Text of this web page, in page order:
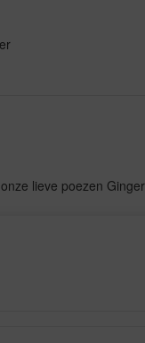
lieve poezen